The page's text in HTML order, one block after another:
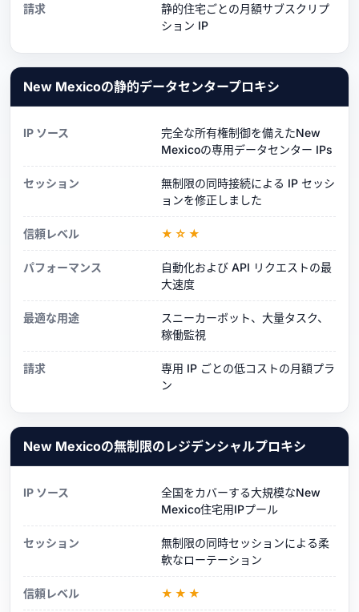
請求
静的住宅ごとの月額サブスクリプ
ション IP
New Mexicoの静的データセンタープロキシ
IP ソース
完全な所有権制御を備えたNew
Mexicoの専用データセンター IPs
セッション
無制限の同時接続による IP セッシ
ョンを修正しました
信頼レベル ★☆★
パフォーマンス
自動化および API リクエストの最
大速度
最適な用途
スニーカーボット、大量タスク、
稼働監視
請求
専用 IP ごとの低コストの月額プラ
ン
New Mexicoの無制限のレジデンシャルプロキシ
IP ソース
全国をカバーする大規模なNew
Mexico住宅用IPプール
セッション
無制限の同時セッションによる柔
軟なローテーション
信頼レベル ★★★